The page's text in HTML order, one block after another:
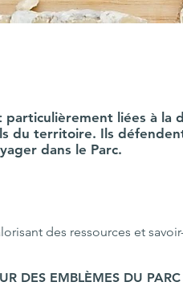
liées à la
du territoire. Ils
dans le Parc.
des ressources et
DES EMBLÈMES DU PARC